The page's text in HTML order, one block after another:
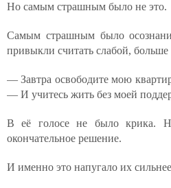
Но самым страшным было не это.
Самым страшным было
привыкли считать слабой, больше
— Завтра освободите мою
— И учитесь жить без моей
В её голосе не было крика.
окончательное решение.
И именно это напугало их